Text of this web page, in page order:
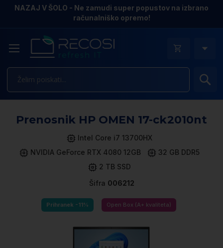
NAZAJ V ŠOLO - Ne zamudi super popustov na izbrano
računalniško opremo!
Prenosnik HP OMEN 17-ck2010nt
Intel Core i7 13700HX
NVIDIA GeForce RTX 4080 12GB
32 GB DDR5
2 TB SSD
Šifra 006212
Prihranek -11% Open Box (A+ kvaliteta)